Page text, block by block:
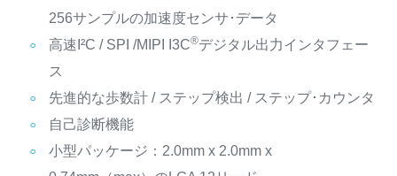
256サンプルの加速度センサ･データ
高速I²C / SPI /MIPI I3C®デジタル出力インタフェー
ス
先進的な歩数計 / ステップ検出 / ステップ･カウンタ
自己診断機能
小型パッケージ：2.0mm x 2.0mm x